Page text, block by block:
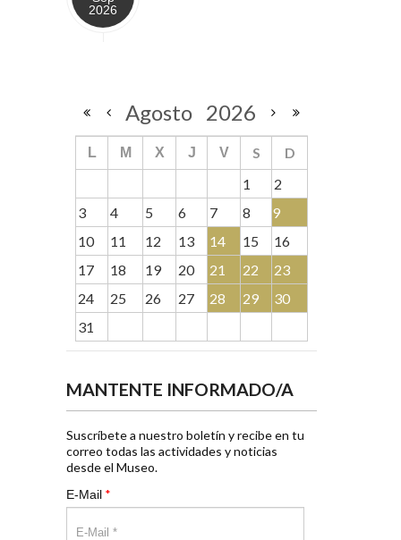
2026
Agosto 2026
L M X J V S
D
1
2
3
4 5 6 7 8
9
10
11 12 13 14 15
16
17
18 19 20 21 22
23
24
25 26 27 28 29
30
31
MANTENTE INFORMADO/A
Suscríbete a nuestro boletín y recibe en tu
correo todas las actividades y noticias
desde el Museo.
E-Mail *